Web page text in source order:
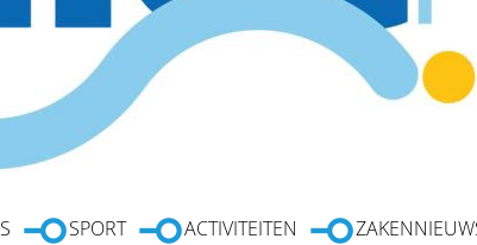
SPORT ACTIVITEITEN